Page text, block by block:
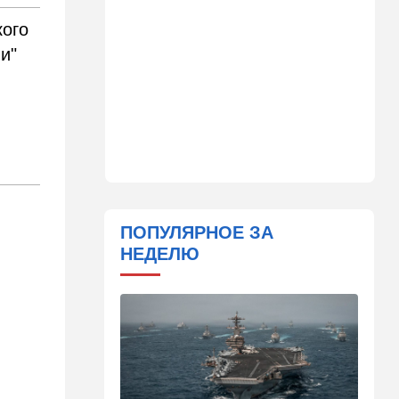
10:40 Израиль
10:36 Израиль
Три пожара за минуты в
Рамат-Гане: подозрение на
поджог
ПОПУЛЯРНОЕ ЗА
НЕДЕЛЮ